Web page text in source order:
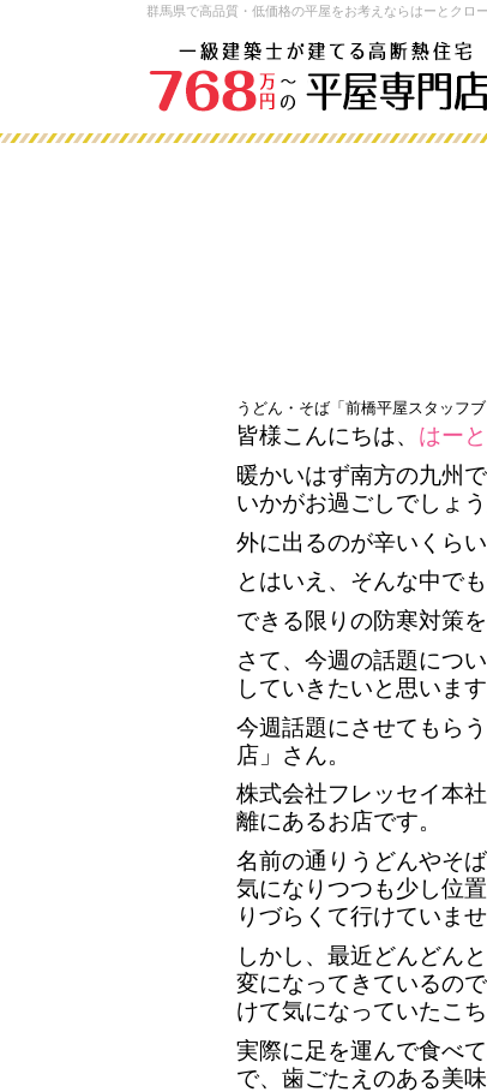
群馬県で高品質・低価格の平屋をお考えならはーとクロ
うどん・そば「前橋平屋スタッフブ
皆様こんにちは、 はー
暖かいはず南方の九州
いかがお過ごしでしょう
外に出るのが辛いくら
とはいえ、そんな中で
できる限りの防寒対策
さて、今週の話題につ
していきたいと思います
今週話題にさせてもら
店」さん。
株式会社フレッセイ本
離にあるお店です。
名前の通りうどんやそ
気になりつつも少し位
りづらくて行けていませ
しかし、最近どんどん
変になってきているの
けて気になっていたこ
実際に足を運んで食べ
で、歯ごたえのある美